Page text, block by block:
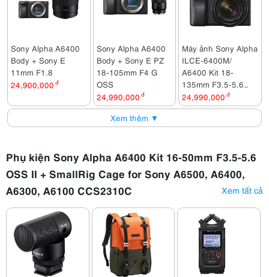
Sony Alpha A6400
Body + Sony E
11mm F1.8
24,900,000 đ
Sony Alpha A6400
Body + Sony E PZ
18-105mm F4 G
OSS
24,990,000 đ
Máy ảnh Sony Alpha
ILCE-6400M/
A6400 Kit 18-
135mm F3.5-5.6
OSS/ Đen
24,990,000 đ
Xem thêm ▼
Phụ kiện Sony Alpha A6400 Kit 16-50mm F3.5-5.6
OSS II + SmallRig Cage for Sony A6500, A6400,
A6300, A6100 CCS2310C
Xem tất cả